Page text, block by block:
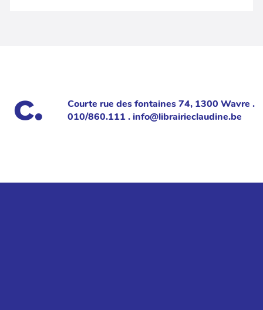
Courte rue des fontaines 74, 1300 Wavre .
010/860.111 . info@librairieclaudine.be